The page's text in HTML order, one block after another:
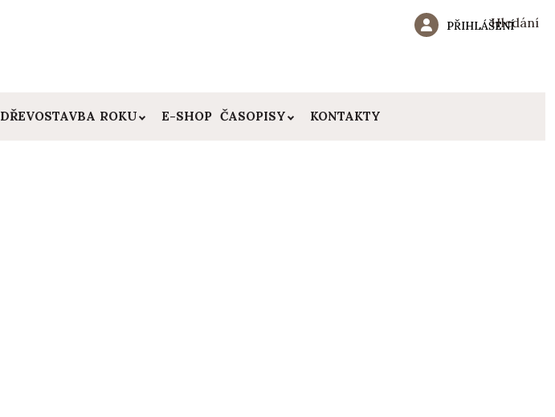
Hledání
PŘIHLÁŠENÍ
DŘEVOSTAVBA ROKU E-SHOP ČASOPISY KONTAKTY